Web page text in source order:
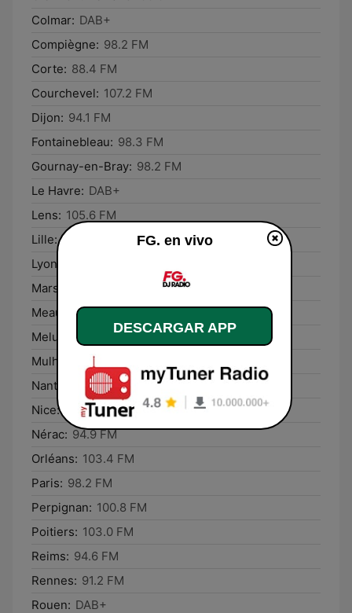
Colmar: DAB+
Compiègne: 98.2 FM
Corte: 88.4 FM
Courchevel: 107.2 FM
Dijon: 94.1 FM
Fontainebleau: 98.3 FM
Gournay-en-Bray: 98.2 FM
Le Havre: DAB+
Lens: 105.6 FM
Lille: DAB+
Lyon:
Marseille:
Meaux:
98.4 FM
Melun:
94.9 FM
Mulhouse:
DAB+
Nantes:
DAB+
Nice:
DAB+
Nérac: 94.9 FM
Orléans: 103.4 FM
Paris: 98.2 FM
Perpignan: 100.8 FM
Poitiers: 103.0 FM
Reims: 94.6 FM
Rennes: 91.2 FM
Rouen: DAB+
FG. en vivo
DESCARGAR APP